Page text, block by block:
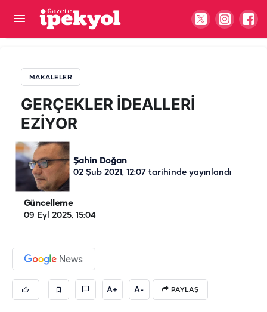
MAKALELER
GERÇEKLER İDEALLERİ
EZİYOR
Şahin Doğan
02 Şub 2021, 12:07 tarihinde yayınlandı
Güncelleme
09 Eyl 2025, 15:04
A+ A- PAYLAŞ
GERÇEKLER İDEALLERİ EZİYOR